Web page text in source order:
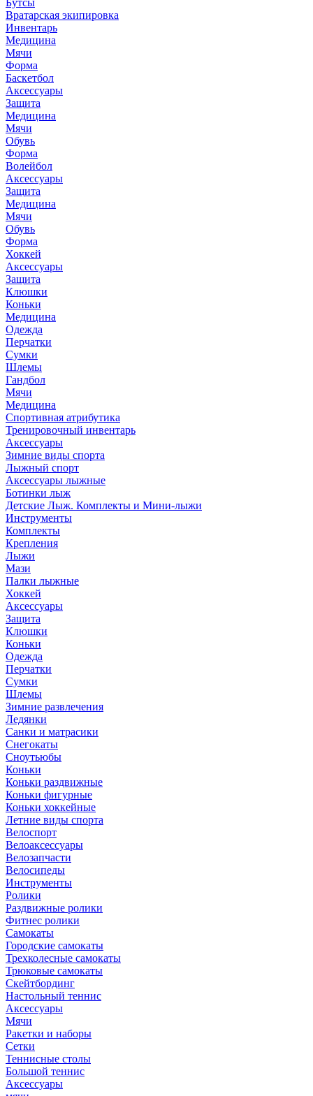
Бутсы
Вратарская экипировка
Инвентарь
Медицина
Мячи
Форма
Баскетбол
Аксессуары
Защита
Медицина
Мячи
Обувь
Форма
Волейбол
Аксессуары
Защита
Медицина
Мячи
Обувь
Форма
Хоккей
Аксессуары
Защита
Клюшки
Коньки
Медицина
Одежда
Перчатки
Сумки
Шлемы
Гандбол
Мячи
Медицина
Спортивная атрибутика
Тренировочный инвентарь
Аксессуары
Зимние виды спорта
Лыжный спорт
Аксессуары лыжные
Ботинки лыж
Детские Лыж. Комплекты и Мини-лыжи
Инструменты
Комплекты
Крепления
Лыжи
Мази
Палки лыжные
Хоккей
Аксессуары
Защита
Клюшки
Коньки
Одежда
Перчатки
Сумки
Шлемы
Зимние развлечения
Ледянки
Санки и матрасики
Снегокаты
Сноутьюбы
Коньки
Коньки раздвижные
Коньки фигурные
Коньки хоккейные
Летние виды спорта
Велоспорт
Велоаксессуары
Велозапчасти
Велосипеды
Инструменты
Ролики
Раздвижные ролики
Фитнес ролики
Самокаты
Городские самокаты
Трехколесные самокаты
Трюковые самокаты
Скейтбординг
Настольный теннис
Аксессуары
Мячи
Ракетки и наборы
Сетки
Теннисные столы
Большой теннис
Аксессуары